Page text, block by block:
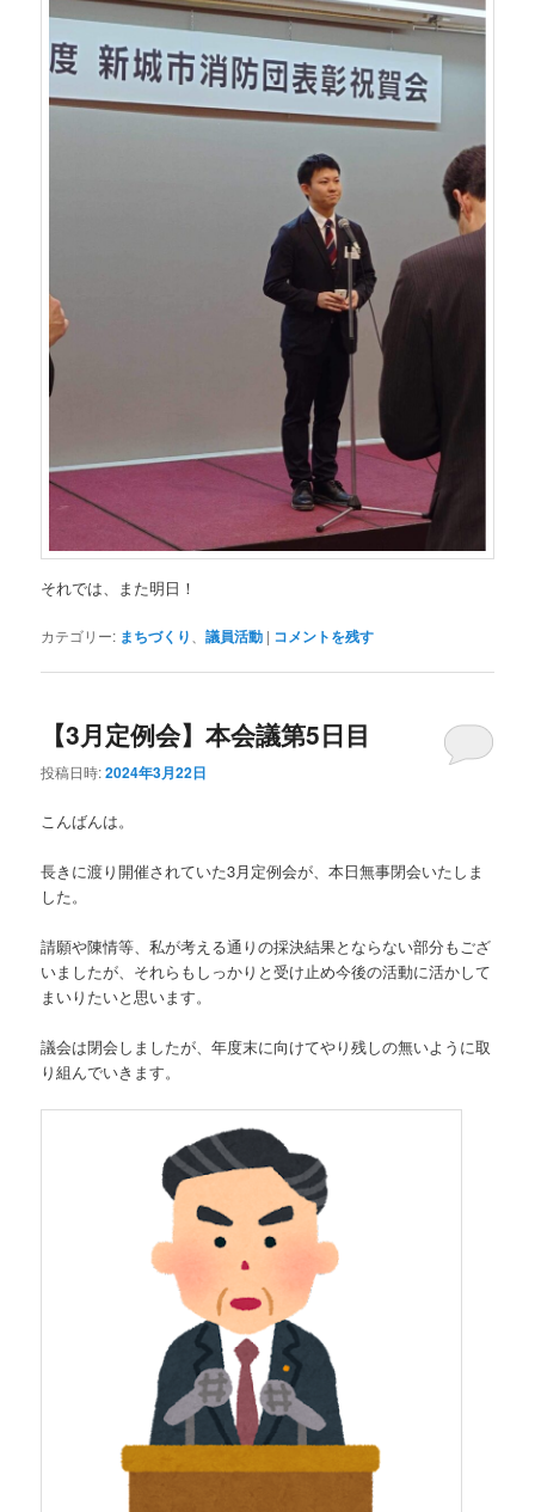
それでは、また明日！
カテゴリー: まちづくり 、議員活動 | コメントを残す
【3月定例会】本会議第5日目
投稿日時:2024年3月22日
こんばんは。
長きに渡り開催されていた3月定例会が、本日無事閉会いたしま
した。
請願や陳情等、私が考える通りの採決結果とならない部分もござ
いましたが、それらもしっかりと受け止め今後の活動に活かして
まいりたいと思います。
議会は閉会しましたが、年度末に向けてやり残しの無いように取
り組んでいきます。